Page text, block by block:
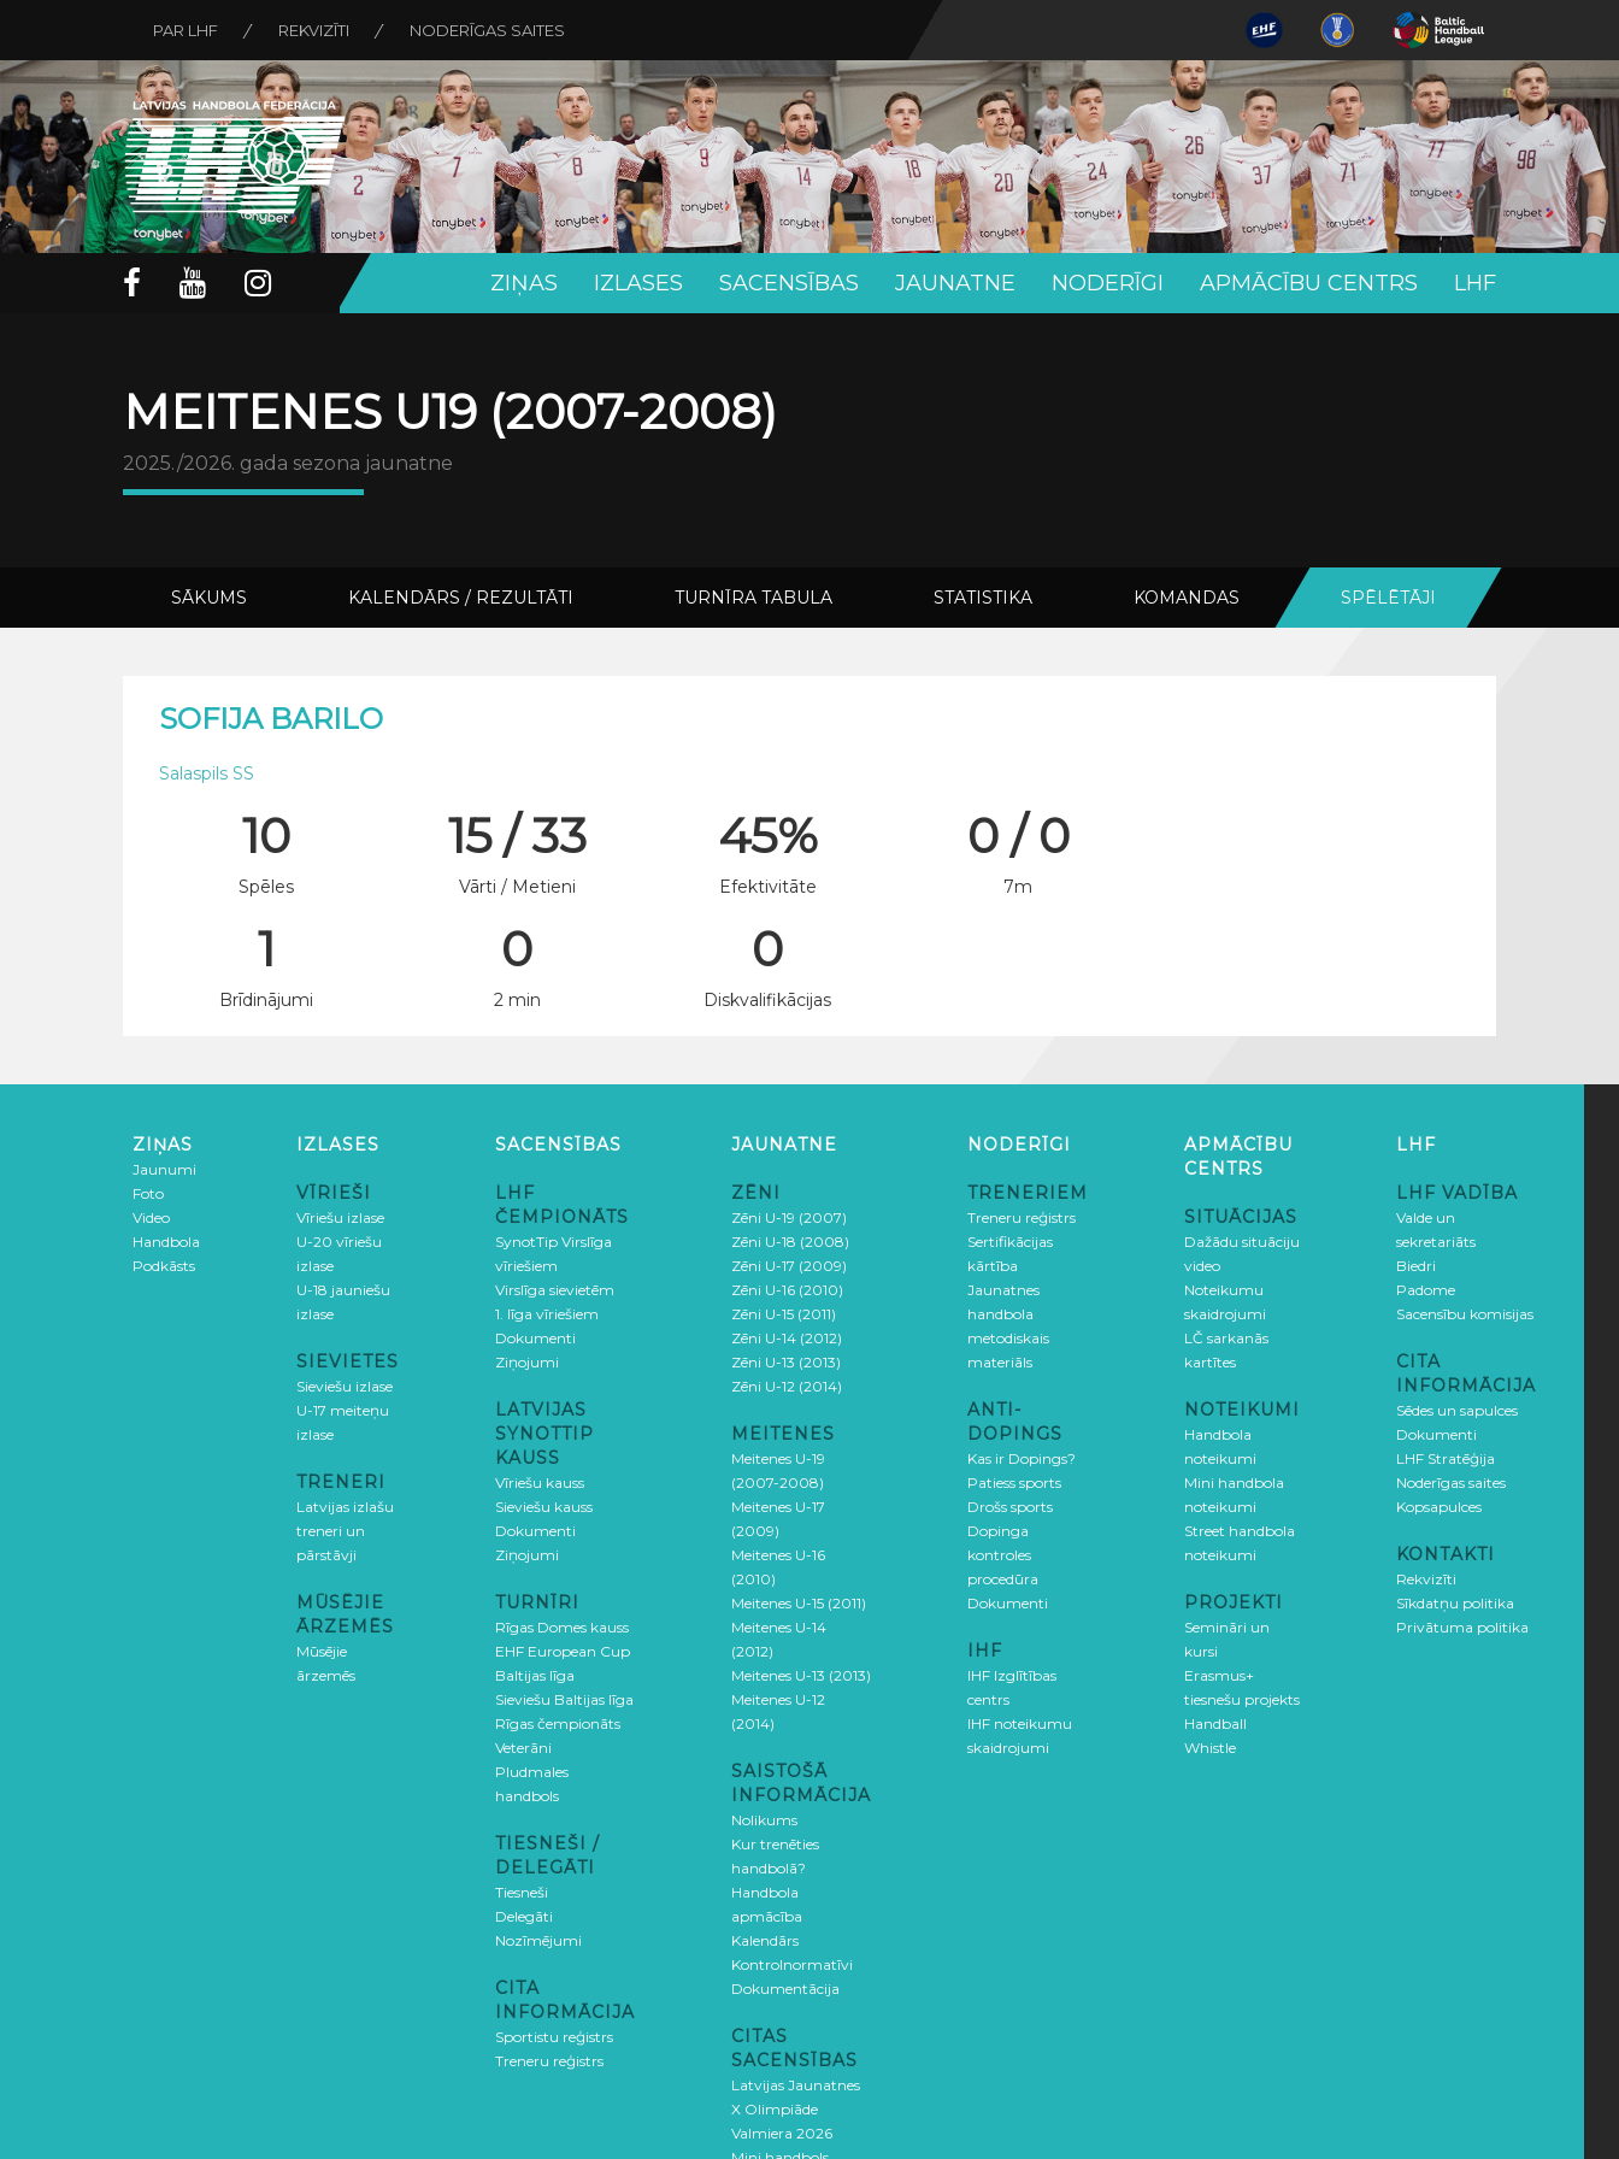
PAR LHF REKVIZĪTI NODERĪGAS SAITES
ZIŅAS IZLASES SACENSĪBAS JAUNATNE NODERĪGI APMĀCĪBU CENTRS LHF
MEITENES U19 (2007-2008)
2025./2026. gada sezona jaunatne
SĀKUMS KALENDĀRS / REZULTĀTI TURNĪRA TABULA STATISTIKA KOMANDAS SPĒLĒTĀJI
SOFIJA BARILO
Salaspils SS
10
Spēles
15 / 33
Vārti / Metieni
45%
Efektivitāte
0 / 0
7m
1
Brīdinājumi
0
2 min
0
Diskvalifikācijas
ZIŅAS
Jaunumi
Foto
Video
Handbola
Podkāsts
IZLASES
VĪRIEŠI
Vīriešu izlase
U-20 vīriešu
izlase
U-18 jauniešu
izlase
SIEVIETES
Sieviešu izlase
U-17 meiteņu
izlase
TRENERI
Latvijas izlašu
treneri un
pārstāvji
MŪSĒJIE
ĀRZEMĒS
Mūsējie
ārzemēs
SACENSĪBAS
LHF
ČEMPIONĀTS
SynotTip Virslīga
vīriešiem
Virslīga sievietēm
1. līga vīriešiem
Dokumenti
Ziņojumi
LATVIJAS
SYNOTTIP
KAUSS
Vīriešu kauss
Sieviešu kauss
Dokumenti
Ziņojumi
TURNĪRI
Rīgas Domes kauss
EHF European Cup
Baltijas līga
Sieviešu Baltijas līga
Rīgas čempionāts
Veterāni
Pludmales
handbols
TIESNEŠI /
DELEGĀTI
Tiesneši
Delegāti
Nozīmējumi
CITA
INFORMĀCIJA
Sportistu reģistrs
Treneru reģistrs
JAUNATNE
ZĒNI
Zēni U-19 (2007)
Zēni U-18 (2008)
Zēni U-17 (2009)
Zēni U-16 (2010)
Zēni U-15 (2011)
Zēni U-14 (2012)
Zēni U-13 (2013)
Zēni U-12 (2014)
MEITENES
Meitenes U-19
(2007-2008)
Meitenes U-17
(2009)
Meitenes U-16
(2010)
Meitenes U-15 (2011)
Meitenes U-14
(2012)
Meitenes U-13 (2013)
Meitenes U-12
(2014)
SAISTOŠĀ
INFORMĀCIJA
Nolikums
Kur trenēties
handbolā?
Handbola
apmācība
Kalendārs
Kontrolnormatīvi
Dokumentācija
CITAS
SACENSĪBAS
Latvijas Jaunatnes
X Olimpiāde
Valmiera 2026
NODERĪGI
TRENERIEM
Treneru reģistrs
Sertifikācijas
kārtība
Jaunatnes
handbola
metodiskais
materiāls
ANTI-
DOPINGS
Kas ir Dopings?
Patiess sports
Drošs sports
Dopinga
kontroles
procedūra
Dokumenti
IHF
IHF Izglītības
centrs
IHF noteikumu
skaidrojumi
APMĀCĪBU
CENTRS
SITUĀCIJAS
Dažādu situāciju
video
Noteikumu
skaidrojumi
LČ sarkanās
kartītes
NOTEIKUMI
Handbola
noteikumi
Mini handbola
noteikumi
Street handbola
noteikumi
PROJEKTI
Semināri un
kursi
Erasmus+
tiesnešu projekts
Handball
Whistle
LHF
LHF VADĪBA
Valde un
sekretariāts
Biedri
Padome
Sacensību komisijas
CITA
INFORMĀCIJA
Sēdes un sapulces
Dokumenti
LHF Stratēģija
Noderīgas saites
Kopsapulces
KONTAKTI
Rekvizīti
Sīkdatņu politika
Privātuma politika